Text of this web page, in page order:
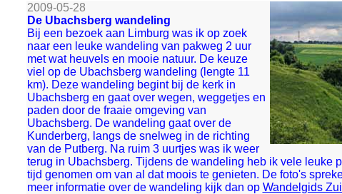
2009-05-28
De Ubachsberg wandeling
Bij een bezoek aan Limburg was ik op zoek
naar een leuke wandeling van pakweg 2 uur
met wat heuvels en mooie natuur. De keuze
viel op de Ubachsberg wandeling (lengte 11
km). Deze wandeling begint bij de kerk in
Ubachsberg en gaat over wegen, weggetjes en
paden door de fraaie omgeving van
Ubachsberg. De wandeling gaat over de
Kunderberg, langs de snelweg in de richting
van de Putberg. Na ruim 3 uurtjes was ik weer
terug in Ubachsberg. Tijdens de wandeling heb ik vele leuke
tijd genomen om van al dat moois te genieten. De foto's
meer informatie over de wandeling kijk dan op Wandelgids